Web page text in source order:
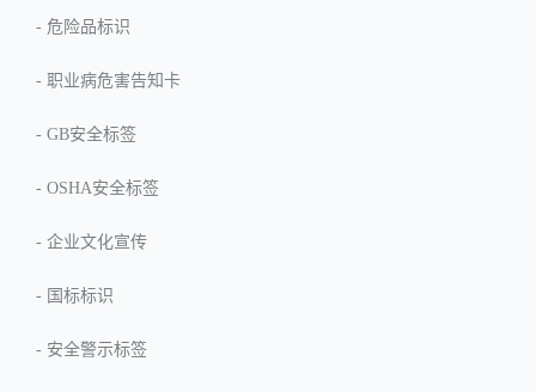
- 危险品标识
- 职业病危害告知卡
- GB安全标签
- OSHA安全标签
- 企业文化宣传
- 国标标识
- 安全警示标签